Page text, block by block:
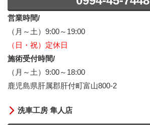
営業時間/
（月～土）9:00～19:00
（日・祝）定休日
施術受付時間/
（月～土）9:00～18:00
鹿児島県肝属郡肝付町富山800-2
洗車工房 隼人店